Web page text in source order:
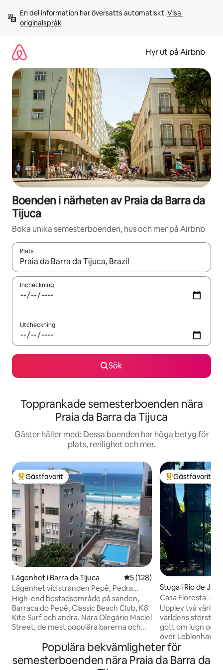
innehåll
En del information har översatts automatiskt. Visa
originalspråk
Hyr ut på Airbnb
Boenden i närheten av Praia da Barra da
Tijuca
Boka unika semesterboenden, hus och mer på Airbnb
Plats
När resultaten är tillgängliga kan du navigera med upp- och
Incheckning
Utcheckning
Sök
Topprankade semesterboenden nära
Praia da Barra da Tijuca
Gäster håller med: Dessa boenden har höga betyg för
plats, renlighet och mer.
Populär gästfavorit
Gästfavorit
Lägenhet i Barra da Tijuca 5 av 5 i genomsnittligt
5 (128)
Lägenhet vid stranden Pepê, Pedra
Gávea och bergen
High-end bostadsområde på sanden,
Barraca do Pepê, Classic Beach Club, K8
Kite Surf och andra. Nära Olegário Maciel
Street, de mest populära barerna och
utrustat kök, queensize-säng i
sovrummet och 2 enkla soffor i
vardagsrummet, badrum och toalett.
Populär
Gästfavorit
Stuga i Rio de
Casa Floresta –
View
Upplev två
världens största
gott om lugn och
över
kommer du att
och 20 minuter
beach.
Populära bekvämligheter för
semesterboenden nära Praia da Barra da